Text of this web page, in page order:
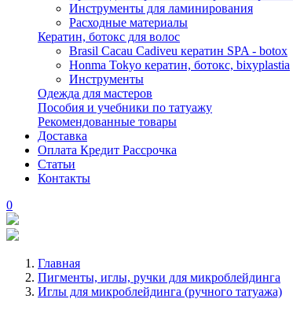
Инструменты для ламинирования
Расходные материалы
Кератин, ботокс для волос
Brasil Cacau Cadiveu кератин SPA - botox
Honma Tokyo кератин, ботокс, bixyplastia
Инструменты
Одежда для мастеров
Пособия и учебники по татуажу
Рекомендованные товары
Доставка
Оплата Кредит Рассрочка
Статьи
Контакты
0
Главная
Пигменты, иглы, ручки для микроблейдинга
Иглы для микроблейдинга (ручного татуажа)